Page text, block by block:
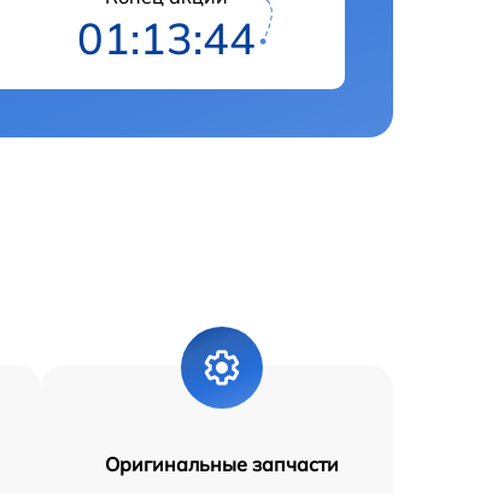
01:13:43
Оригинальные запчасти